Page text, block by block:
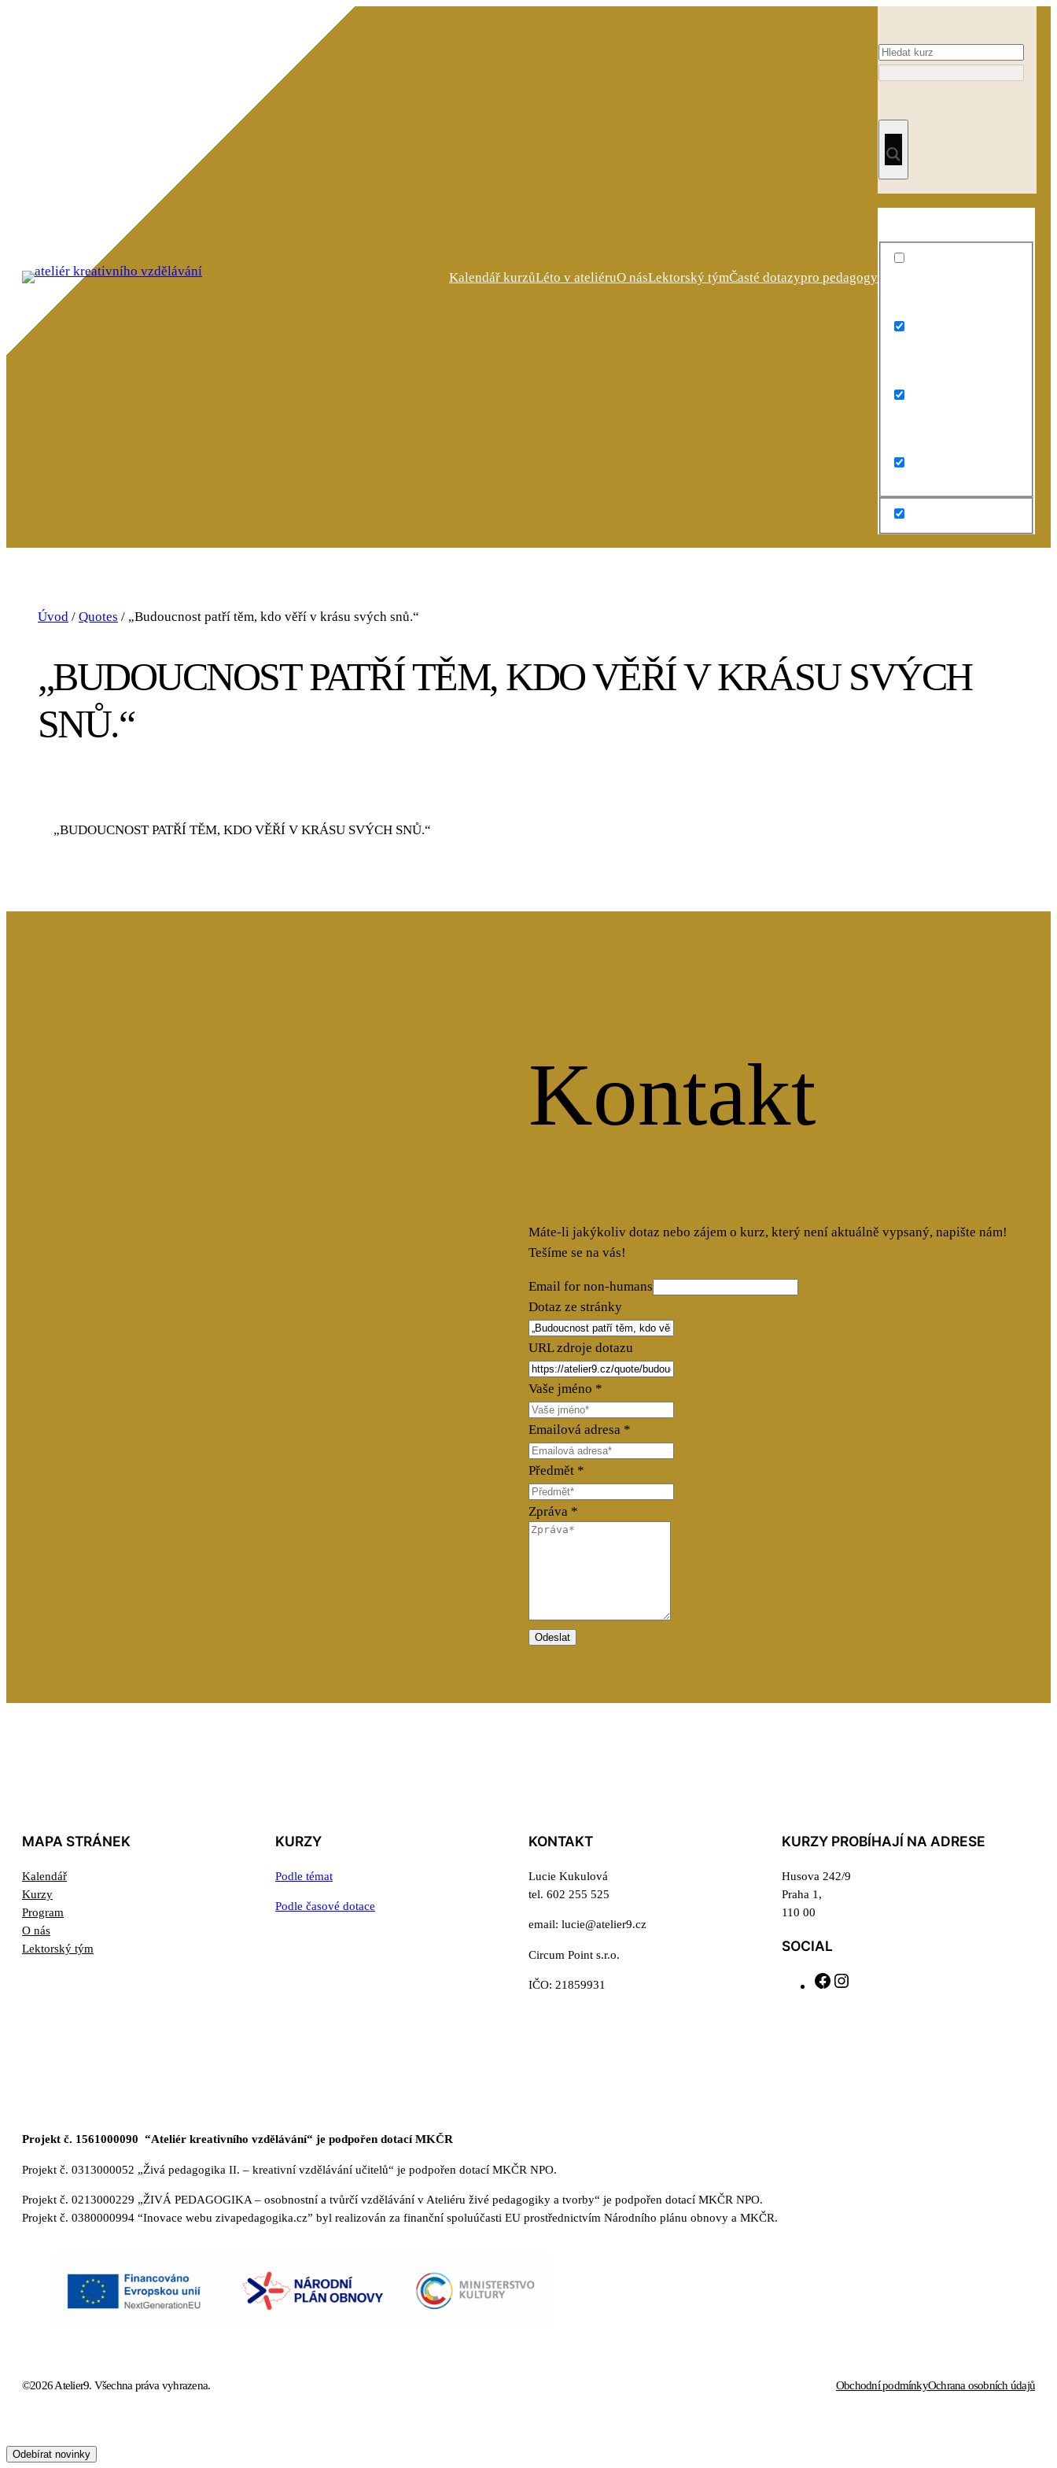
Kalendář kurzůLéto v ateliéruO násLektorský týmČasté dotazypro pedagogy
Úvod / Quotes / „Budoucnost patří těm, kdo věří v krásu svých snů.“
„BUDOUCNOST PATŘÍ TĚM, KDO VĚŘÍ V KRÁSU SVÝCH
SNŮ.“
„BUDOUCNOST PATŘÍ TĚM, KDO VĚŘÍ V KRÁSU SVÝCH SNŮ.“
Kontakt
Máte-li jakýkoliv dotaz nebo zájem o kurz, který není aktuálně vypsaný, napište nám!
Tešíme se na vás!
Email for non-humans
Dotaz ze stránky
URL zdroje dotazu
Vaše jméno *
Emailová adresa *
Předmět *
Zpráva *
Odeslat
MAPA STRÁNEK
Kalendář
Kurzy
Program
O nás
Lektorský tým
KURZY
Podle témat
Podle časové dotace
KONTAKT
Lucie Kukulová
tel. 602 255 525
email: lucie@atelier9.cz
Circum Point s.r.o.
IČO: 21859931
KURZY PROBÍHAJÍ NA ADRESE
Husova 242/9
Praha 1,
110 00
SOCIAL
F
Projekt č. 1561000090 “Ateliér kreativního vzdělávání“ je podpořen dotací MKČR
Projekt č. 0313000052 „Živá pedagogika II. – kreativní vzdělávání učitelů“ je podpořen dotací MKČR NPO.
Projekt č. 0213000229 „ŽIVÁ PEDAGOGIKA – osobnostní a tvůrčí vzdělávání v Ateliéru živé pedagogiky a tvorby“ je podpořen dotací MKČR NPO.
Projekt č. 0380000994 “Inovace webu zivapedagogika.cz” byl realizován za finanční spoluúčasti EU prostřednictvím Národního plánu obnovy a MKČR.
©2026 Atelier9. Všechna práva vyhrazena. Obchodní podmínkyOchrana osobních údajů
Odebírat novinky